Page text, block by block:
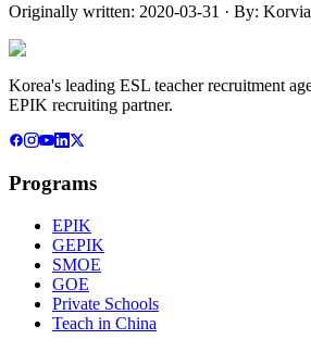
Originally written: 2020-03-31 · By:
Korea's leading ESL teacher recruitment
EPIK recruiting partner.
Programs
EPIK
GEPIK
SMOE
GOE
Private Schools
Teach in China